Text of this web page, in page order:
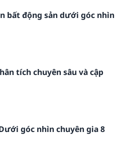
bất động sản dưới góc nhìn
tích chuyên sâu và cập
góc nhìn chuyên gia 8